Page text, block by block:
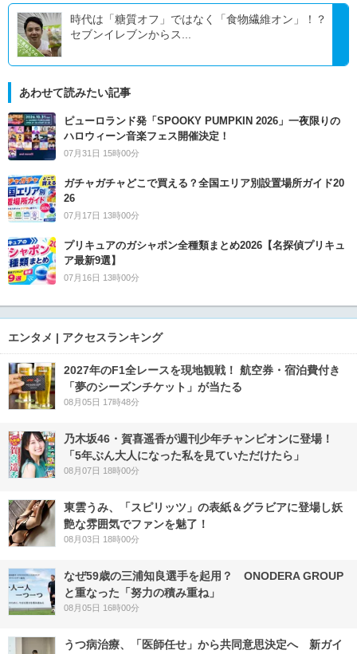
時代は「糖質オフ」ではなく「食物繊維オン」！？
セブンイレブンからス...
あわせて読みたい記事
ピューロランド発「SPOOKY PUMPKIN 2026」一夜限りの
ハロウィーン音楽フェス開催決定！
07月31日 15時00分
ガチャガチャどこで買える？全国エリア別設置場所ガイド20
26
07月17日 13時00分
プリキュアのガシャポン全種類まとめ2026【名探偵プリキュ
ア最新9選】
07月16日 13時00分
エンタメ | アクセスランキング
2027年のF1全レースを現地観戦！ 航空券・宿泊費付き
「夢のシーズンチケット」が当たる
08月05日 17時48分
乃木坂46・賀喜遥香が週刊少年チャンピオンに登場！
「5年ぶん大人になった私を見ていただけたら」
08月07日 18時00分
東雲うみ、「スピリッツ」の表紙＆グラビアに登場し妖
艶な雰囲気でファンを魅了！
08月03日 18時00分
なぜ59歳の三浦知良選手を起用？ ONODERA GROUP
と重なった「努力の積み重ね」
08月05日 16時00分
うつ病治療、「医師任せ」から共同意思決定へ 新ガイ